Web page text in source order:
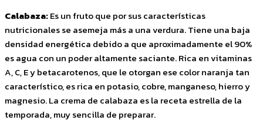
Calabaza:Es un fruto que por sus características
nutricionales se asemeja más a una verdura. Tiene una baja
densidad energética debido a que aproximadamente el 90%
es agua con un poder altamente saciante. Rica en vitaminas
A, C, E y betacarotenos, que le otorgan ese color naranja tan
característico, es rica en potasio, cobre, manganeso, hierro y
magnesio. La crema de calabaza es la receta estrella de la
temporada, muy sencilla de preparar.